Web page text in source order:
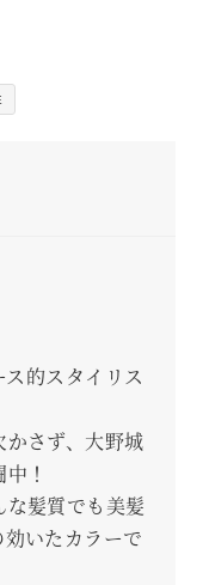
的スタイリス
さず、大野城
！
髪質でも美髪
いたカラーで